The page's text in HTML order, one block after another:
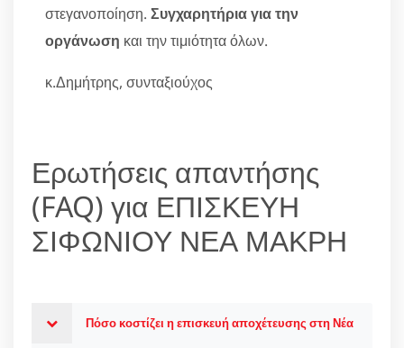
στεγανοποίηση. Συγχαρητήρια για την
οργάνωση και την τιμιότητα όλων.
κ.Δημήτρης, συνταξιούχος
Ερωτήσεις απαντήσης
(FAQ) για ΕΠΙΣΚΕΥΗ
ΣΙΦΩΝΙΟΥ ΝΕΑ ΜΑΚΡΗ
Πόσο κοστίζει η επισκευή αποχέτευσης στη Νέα